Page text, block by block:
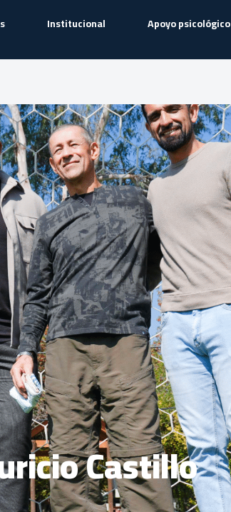
Institucional Apoyo psicológico
Castillo